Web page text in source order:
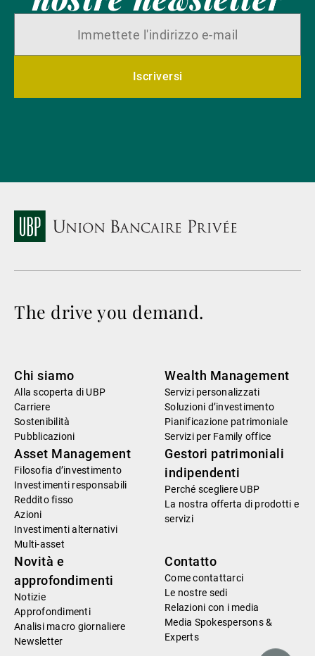
Iscriversi
The drive you demand.
Chi siamo
Alla scoperta di UBP
Carriere
Sostenibilità
Pubblicazioni
Wealth Management
Servizi personalizzati
Soluzioni d’investimento
Pianificazione patrimoniale
Servizi per Family office
Asset Management
Filosofia d’investimento
Investimenti responsabili
Reddito fisso
Azioni
Investimenti alternativi
Multi-asset
Gestori patrimoniali
indipendenti
Perché scegliere UBP
La nostra offerta di prodotti e
servizi
Novità e
approfondimenti
Notizie
Approfondimenti
Analisi macro giornaliere
Newsletter
Contatto
Come contattarci
Le nostre sedi
Relazioni con i media
Media Spokespersons &
Experts